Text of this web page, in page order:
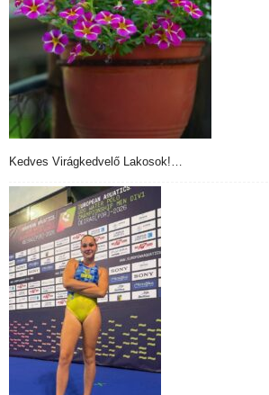
Kedves Virágkedvelő Lakosok!…